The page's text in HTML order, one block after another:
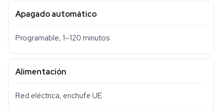
Apagado automático
Programable, 1–120 minutos
Alimentación
Red eléctrica, enchufe UE